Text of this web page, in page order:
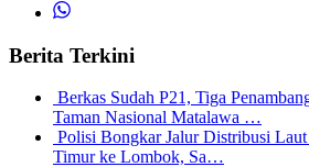
Berita Terkini
Berkas Sudah P21, Tiga
Taman Nasional Matalawa …
Polisi Bongkar Jalur Distribusi
Timur ke Lombok, Sa…